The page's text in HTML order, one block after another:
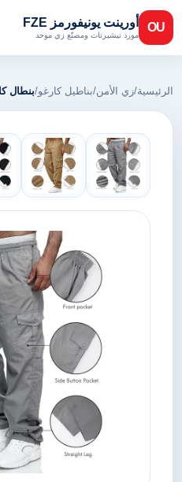
OU أورينت يونيفورمز FZE
مورد تيشيرتات ومصنّع زي موحد
الرئيسية/زي الأمن/بناطيل كارغو/بنطال